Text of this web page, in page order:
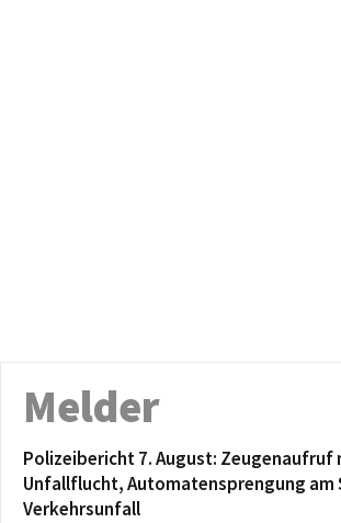
Melder
Polizeibericht 7. August: Zeugenaufruf
Unfallflucht, Automatensprengung am
Verkehrsunfall